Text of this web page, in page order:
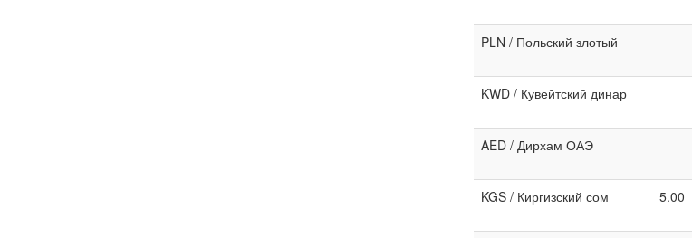
PLN / Польский злотый
KWD / Кувейтский динар
AED / Дирхам ОАЭ
KGS / Киргизский сом
5.00